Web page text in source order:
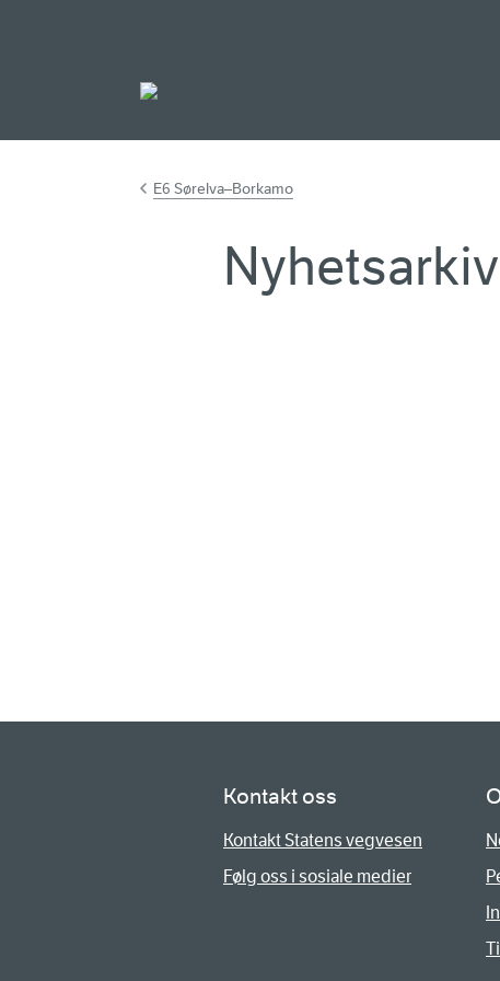
E6 Sørelva–Borkamo
Nyhetsarkiv
Kontakt oss
Kontakt Statens vegvesen
Følg oss i sosiale medier